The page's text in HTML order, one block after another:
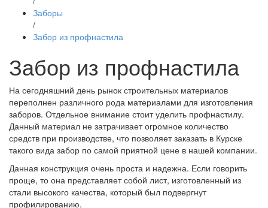
Заборы
/
Забор из профнастила
Забор из профнастила
На сегодняшний день рынок строительных материалов
переполнен различного рода материалами для изготовления
заборов. Отдельное внимание стоит уделить профнастилу.
Данный материал не затрачивает огромное количество
средств при производстве, что позволяет заказать в Курске
такого вида забор по самой приятной цене в нашей компании.
Данная конструкция очень проста и надежна. Если говорить
проще, то она представляет собой лист, изготовленный из
стали высокого качества, который был подвергнут
профилированию.